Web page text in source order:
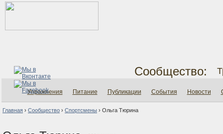
Сообщество:
Упражнения Питание Публикации События Новости
Главная › Сообщество › Спортсмены › Ольга Тюрина